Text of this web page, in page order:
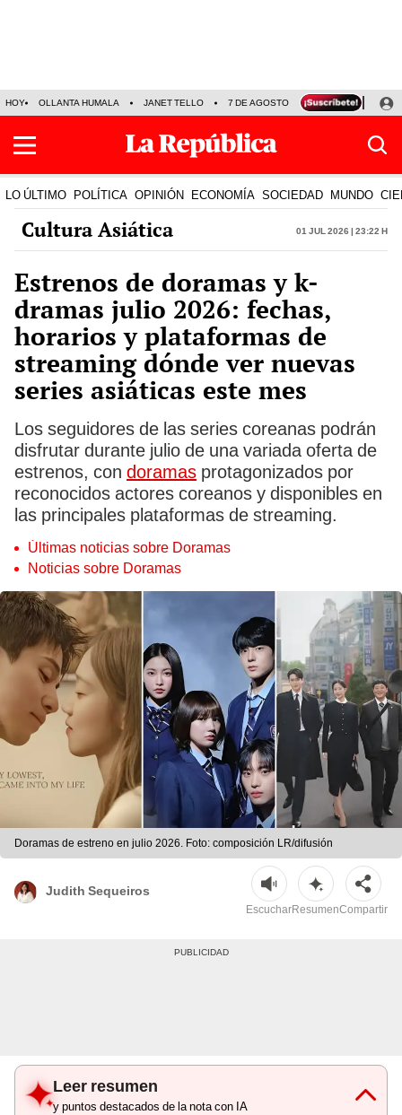
HOY OLLANTA HUMALA JANET TELLO 7 DE AGOSTO TINKA RESULTADOS
LO ÚLTIMO POLÍTICA OPINIÓN ECONOMÍA SOCIEDAD MUNDO
Cultura Asiática 01 Jul 2026 | 23:22 h
Estrenos de doramas y k-
dramas julio 2026: fechas,
horarios y plataformas de
streaming dónde ver nuevas
series asiáticas este mes
Los seguidores de las series coreanas podrán
disfrutar durante julio de una variada oferta de
estrenos, con doramas protagonizados por
reconocidos actores coreanos y disponibles en
las principales plataformas de streaming.
Últimas noticias sobre Doramas
Noticias sobre Doramas
Doramas de estreno en julio 2026. Foto: composición LR/difusión
Judith Sequeiros
EscucharResumenCompartir
Leer resumen
y puntos destacados de la nota con IA